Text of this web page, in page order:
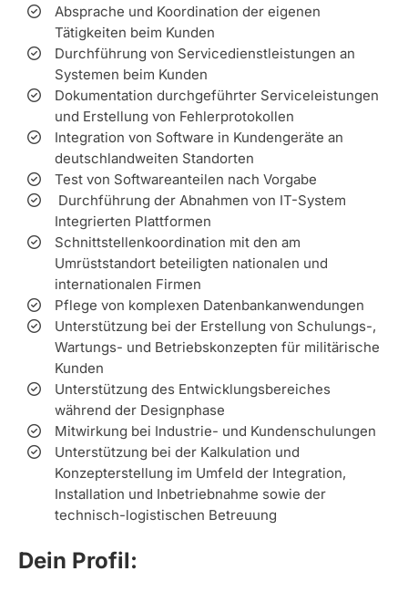
Absprache und Koordination der eigenen
Tätigkeiten beim Kunden
Durchführung von Servicedienstleistungen an
Systemen beim Kunden
Dokumentation durchgeführter Serviceleistungen
und Erstellung von Fehlerprotokollen
Integration von Software in Kundengeräte an
deutschlandweiten Standorten
Test von Softwareanteilen nach Vorgabe
Durchführung der Abnahmen von IT-System
Integrierten Plattformen
Schnittstellenkoordination mit den am
Umrüststandort beteiligten nationalen und
internationalen Firmen
Pflege von komplexen Datenbankanwendungen
Unterstützung bei der Erstellung von Schulungs-,
Wartungs- und Betriebskonzepten für militärische
Kunden
Unterstützung des Entwicklungsbereiches
während der Designphase
Mitwirkung bei Industrie- und Kundenschulungen
Unterstützung bei der Kalkulation und
Konzepterstellung im Umfeld der Integration,
Installation und Inbetriebnahme sowie der
technisch-logistischen Betreuung
Dein Profil: